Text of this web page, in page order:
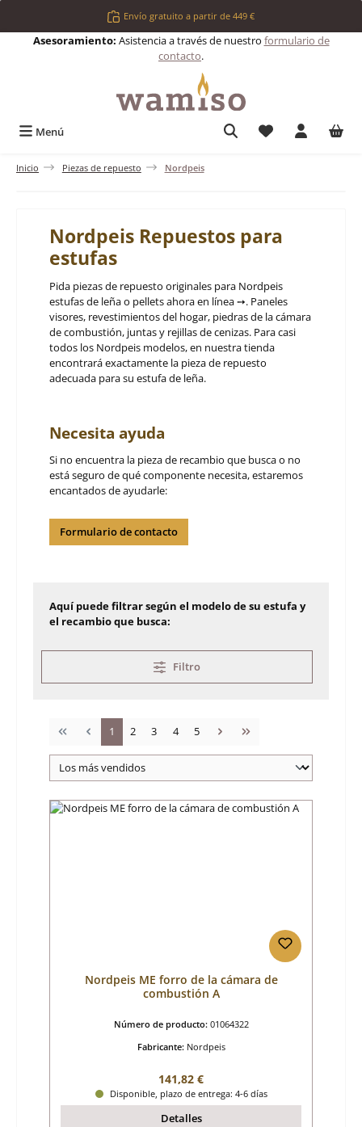
Saltar al contenido principalEnvío gratuito a partir de 449 €
Asesoramiento: Asistencia a través de nuestro formulario de
contacto.
Menú Tienes 0
Inicio Piezas de repuesto Nordpeis
Nordpeis Repuestos para
estufas
Pida piezas de repuesto originales para Nordpeis
estufas de leña o pellets ahora en línea ➙. Paneles
visores, revestimientos del hogar, piedras de la cámara
de combustión, juntas y rejillas de cenizas. Para casi
todos los Nordpeis modelos, en nuestra tienda
encontrará exactamente la pieza de repuesto
adecuada para su estufa de leña.
Necesita ayuda
Si no encuentra la pieza de recambio que busca o no
está seguro de qué componente necesita, estaremos
encantados de ayudarle:
Formulario de contacto
Aquí puede filtrar según el modelo de su estufa y
el recambio que busca:
Filtro
Página
1 Página
2 Página
3 Página
4 Página
5
Nordpeis ME forro de la cámara de
combustión A
Número de producto: 01064322
Fabricante: Nordpeis
Precio normal:
141,82 €
Disponible, plazo de entrega: 4-6 días
Detalles